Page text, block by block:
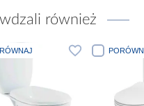
również